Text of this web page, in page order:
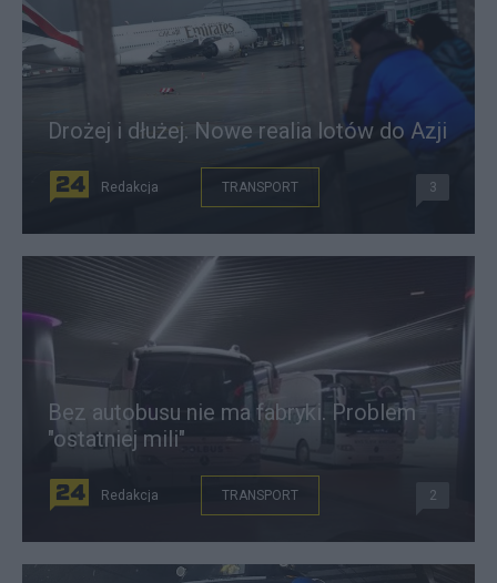
Drożej i dłużej. Nowe realia lotów do Azji
Redakcja TRANSPORT 3
Bez autobusu nie ma fabryki. Problem
"ostatniej mili"
Redakcja TRANSPORT 2